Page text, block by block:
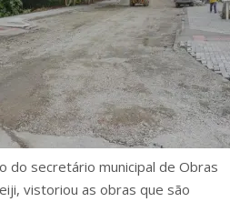
do secretário municipal de Obras
vistoriou as obras que são